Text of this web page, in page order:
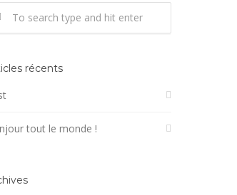
récents
tout le monde !